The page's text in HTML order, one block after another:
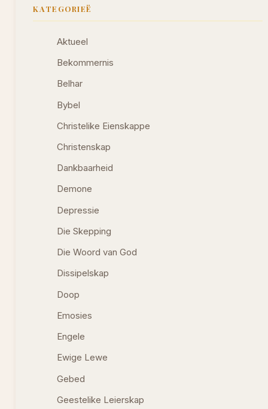
KATEGORIEË
Aktueel
Bekommernis
Belhar
Bybel
Christelike Eienskappe
Christenskap
Dankbaarheid
Demone
Depressie
Die Skepping
Die Woord van God
Dissipelskap
Doop
Emosies
Engele
Ewige Lewe
Gebed
Geestelike Leierskap